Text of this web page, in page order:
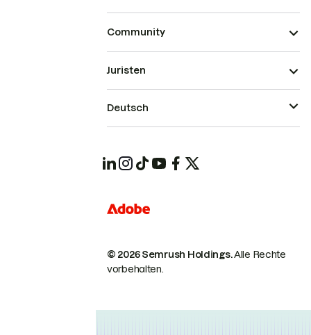
Community
© 2026 Semrush Holdings.Alle Rechte
vorbehalten.
Juristen
Deutsch